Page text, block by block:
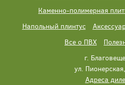
Каменно-полимерная
Напольный плинтус
Все о ПВХ
г.
ул.
Адреса